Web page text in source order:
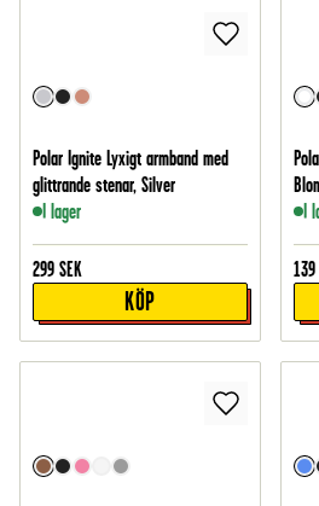
Polar Ignite Lyxigt armband med
glittrande stenar, Silver
I lager
299 SEK
KÖP
I
139